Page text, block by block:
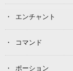
エンチャント
コマンド
ポーション